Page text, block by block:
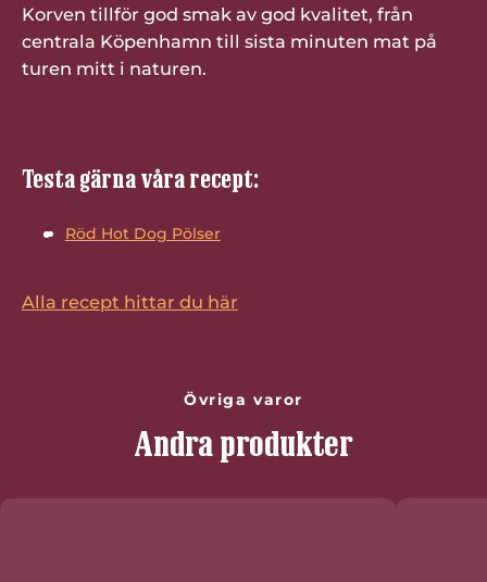
Korven tillför god smak av god kvalitet, från
centrala Köpenhamn till sista minuten mat på
turen mitt i naturen.
Testa gärna våra recept:
Röd Hot Dog Pölser
Alla recept hittar du här
Övriga varor
Andra produkter